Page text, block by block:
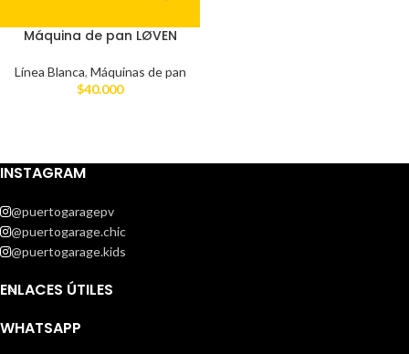
Máquina de pan LØVEN
Línea Blanca, Máquinas de pan
$40.000
INSTAGRAM
@puertogaragepv
@puertogarage.chic
@puertogarage.kids
ENLACES ÚTILES
WHATSAPP